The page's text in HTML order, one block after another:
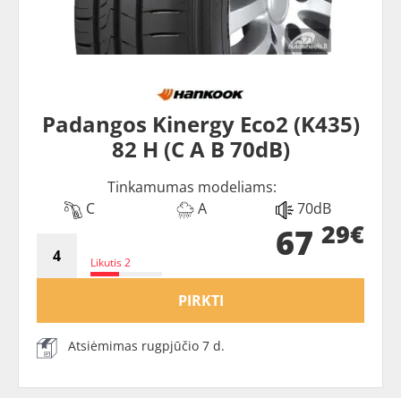
Padangos Kinergy Eco2 (K435)
82 H (C A B 70dB)
Tinkamumas modeliams:
C
A 70dB
Likutis 2 67 29€
PIRKTI
Atsiėmimas rugpjūčio 7 d.